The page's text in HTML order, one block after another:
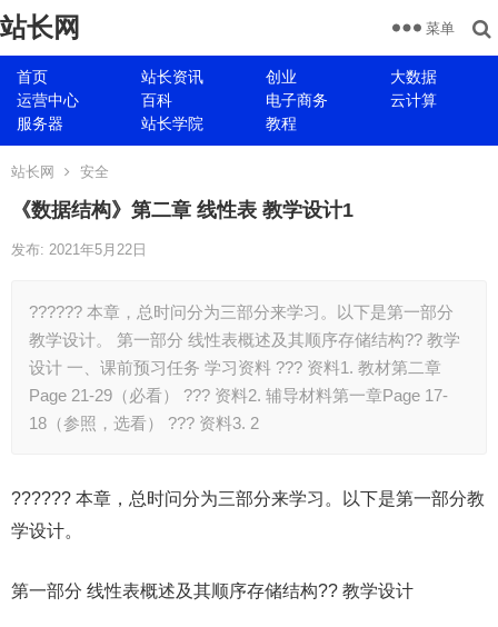
站长网
首页 站长资讯 创业
大数据
运营中心
百科 电子商务
云计算
服务器
站长学院 教程
菜单
站长网 安全
《数据结构》第二章 线性表 教学设计1
发布: 2021年5月22日
?????? 本章，总时问分为三部分来学习。以下是第一部分
教学设计。 第一部分 线性表概述及其顺序存储结构?? 教学
设计 一、课前预习任务 学习资料 ??? 资料1. 教材第二章
Page 21-29（必看） ??? 资料2. 辅导材料第一章Page 17-
18（参照，选看） ??? 资料3. 2
?????? 本章，总时问分为三部分来学习。以下是第一部分教
学设计。
第一部分 线性表概述及其顺序存储结构?? 教学设计